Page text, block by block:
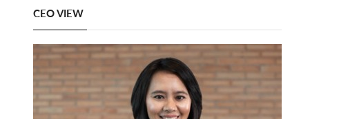
CEO VIEW
Previous Next